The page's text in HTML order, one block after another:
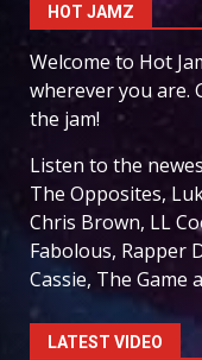
HOT JAMZ
Welcome to Hot
wherever you are.
the jam!
Listen to the
The Opposites,
Chris Brown, LL
Fabolous, Rapper
Cassie, The Game
LATEST VIDEO